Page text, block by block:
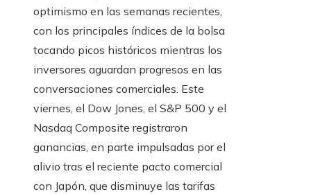
optimismo en las semanas recientes,
con los principales índices de la bolsa
tocando picos históricos mientras los
inversores aguardan progresos en las
conversaciones comerciales. Este
viernes, el Dow Jones, el S&P 500 y el
Nasdaq Composite registraron
ganancias, en parte impulsadas por el
alivio tras el reciente pacto comercial
con Japón, que disminuye las tarifas